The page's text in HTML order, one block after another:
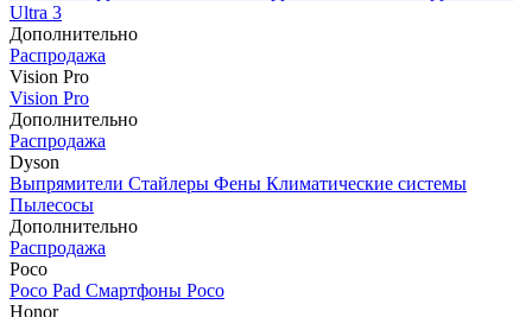
Ultra 3
Дополнительно
Распродажа
Vision Pro
Vision Pro
Дополнительно
Распродажа
Dyson
Выпрямители Стайлеры Фены Климатические системы
Пылесосы
Дополнительно
Распродажа
Poco
Poco Pad Смартфоны Poco
Honor